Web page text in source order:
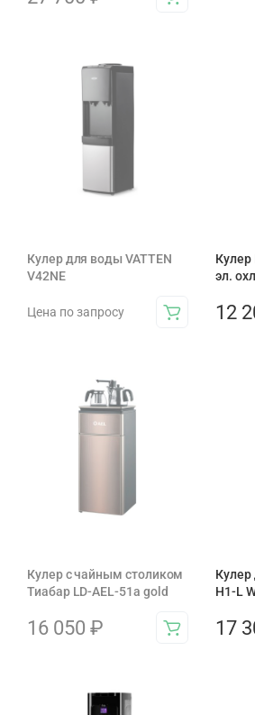
Кулер для воды VATTEN
V42NE
Цена по запросу
Кулер
эл.
12
Кулер с чайным столиком
Тиабар LD-AEL-51а gold
16 050 ₽
Кулер
H1-L
17